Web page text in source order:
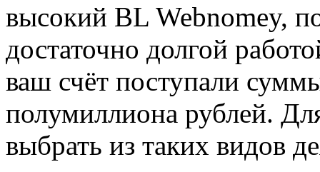
высокий BL Webnomey,
достаточно долгой
ваш счёт поступали
полумиллиона рублей.
выбрать из таких видов